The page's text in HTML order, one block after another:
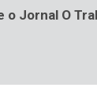
Jornal O